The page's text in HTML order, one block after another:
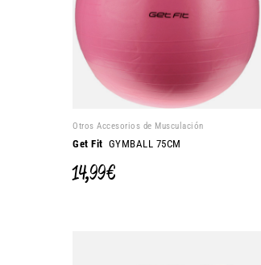
Otros Accesorios de Musculación
Get Fit GYMBALL 75CM
14,99 €